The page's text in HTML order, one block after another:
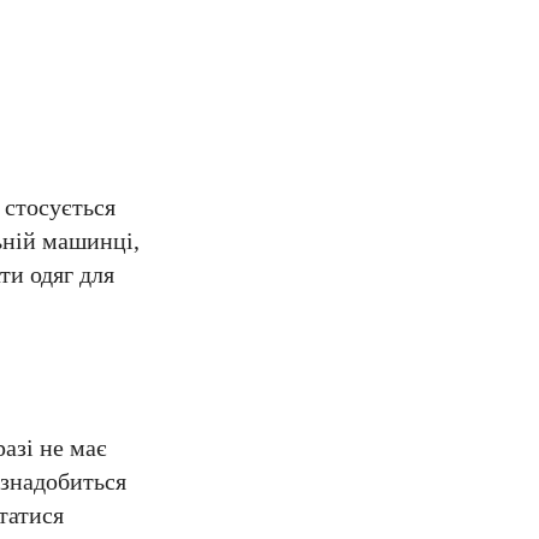
машинці,
одяг для
не має